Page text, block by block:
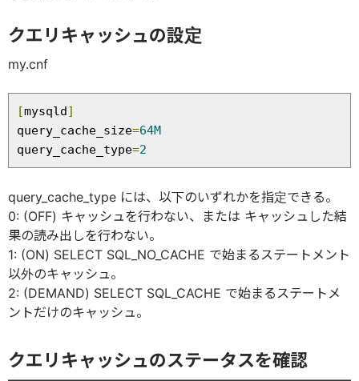
クエリキャッシュの設定
my.cnf
[mysqld]
query_cache_size=64M
query_cache_type=2
query_cache_type には、以下のいずれかを指定できる。
0: (OFF) キャッシュを行わない、または キャッシュした結
果の読み出しを行わない。
1: (ON) SELECT SQL_NO_CACHE で始まるステートメント
以外のキャッシュ。
2: (DEMAND) SELECT SQL_CACHE で始まるステートメ
ントだけのキャッシュ。
クエリキャッシュのステータスを確認